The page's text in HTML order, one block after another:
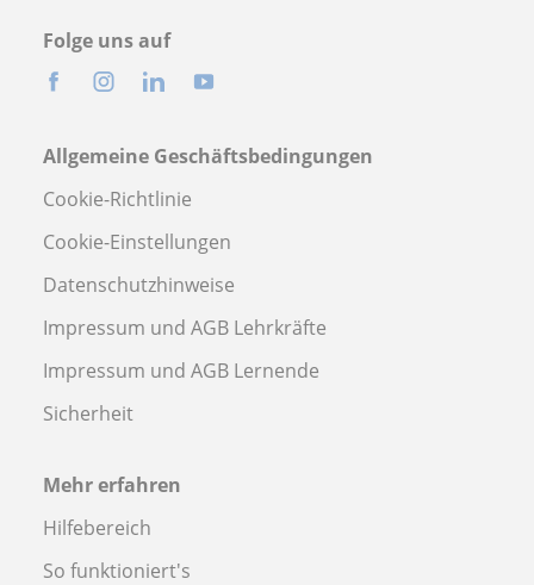
Folge uns auf
Allgemeine Geschäftsbedingungen
Cookie-Richtlinie
Cookie-Einstellungen
Datenschutzhinweise
Impressum und AGB Lehrkräfte
Impressum und AGB Lernende
Sicherheit
Mehr erfahren
Hilfebereich
So funktioniert's